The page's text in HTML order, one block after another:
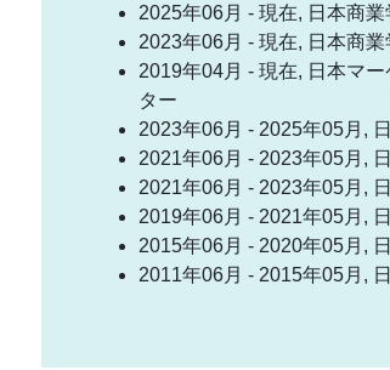
2025年06月 - 現在, 日本商
2023年06月 - 現在, 日本商
2019年04月 - 現在, 日本マ
ター
2023年06月 - 2025年05月,
2021年06月 - 2023年05月,
2021年06月 - 2023年05月,
2019年06月 - 2021年05月,
2015年06月 - 2020年05月,
2011年06月 - 2015年05月,